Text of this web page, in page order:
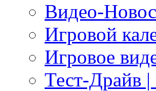
Видео-
Игровой
Игровое
Тест-Драйв